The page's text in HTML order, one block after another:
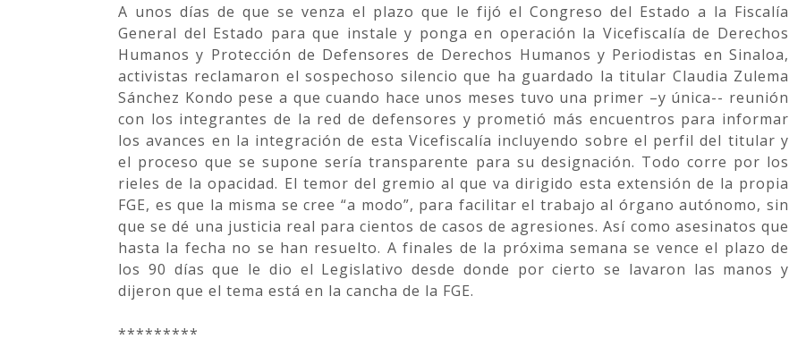
A unos días de que se venza el plazo que le fijó el Congreso del Estado a la Fiscalía
General del Estado para que instale y ponga en operación la Vicefiscalía de Derechos
Humanos y Protección de Defensores de Derechos Humanos y Periodistas en Sinaloa,
activistas reclamaron el sospechoso silencio que ha guardado la titular Claudia Zulema
Sánchez Kondo pese a que cuando hace unos meses tuvo una primer –y única-- reunión
con los integrantes de la red de defensores y prometió más encuentros para informar
los avances en la integración de esta Vicefiscalía incluyendo sobre el perfil del titular y
el proceso que se supone sería transparente para su designación. Todo corre por los
rieles de la opacidad. El temor del gremio al que va dirigido esta extensión de la propia
FGE, es que la misma se cree “a modo”, para facilitar el trabajo al órgano autónomo, sin
que se dé una justicia real para cientos de casos de agresiones. Así como asesinatos que
hasta la fecha no se han resuelto. A finales de la próxima semana se vence el plazo de
los 90 días que le dio el Legislativo desde donde por cierto se lavaron las manos y
dijeron que el tema está en la cancha de la FGE.
*********